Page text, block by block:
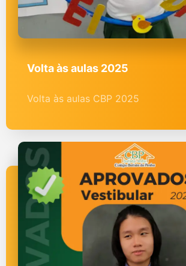
Volta às aulas 2025
Volta às aulas CBP 2025